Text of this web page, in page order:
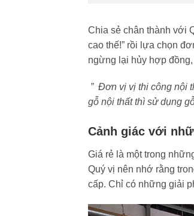
Chia sẻ chân thành với
cao thế!” rồi lựa chọn
ngừng lại hủy hợp
” Đơn vị vị thi công nội
gỗ nội thất thì sử dụng
Cảnh giác với
Giá rẻ là một trong
Quý vị nên nhớ rằng
cấp. Chỉ có những giải